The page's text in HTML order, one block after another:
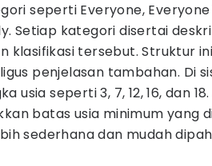
seperti Everyone,
Setiap kategori disertai
klasifikasi tersebut. Struktur
penjelasan tambahan. Di
usia seperti 3, 7, 12, 16, dan
batas usia minimum yang
sederhana dan mudah